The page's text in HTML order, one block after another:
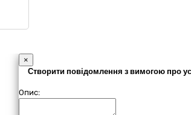
×
Створити повідомлення з вимогою про
Опис: